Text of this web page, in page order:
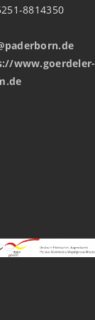
8814350
www.goerdeler-